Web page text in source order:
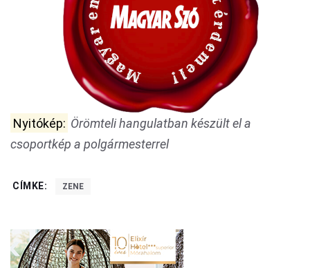
Nyitókép: Örömteli hangulatban készült el a
csoportkép a polgármesterrel
CÍMKE: ZENE